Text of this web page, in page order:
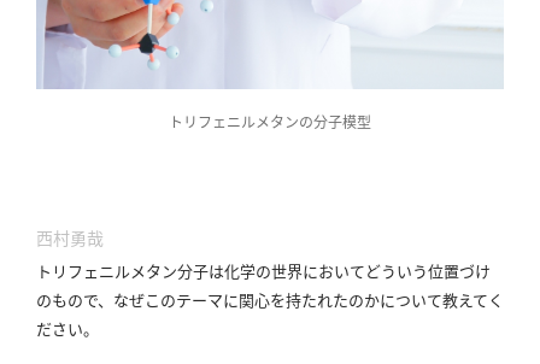
トリフェニルメタンの分子模型
西村勇哉
トリフェニルメタン分子は化学の世界においてどういう位置づけ
のもので、なぜこのテーマに関心を持たれたのかについて教えてく
ださい。